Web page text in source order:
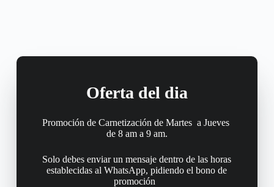
Oferta del dia
Promoción de Carnetización de Martes a Jueves
de 8 am a 9 am.
Solo debes enviar un mensaje dentro de las horas
establecidas al WhatsApp, pidiendo el bono de
promoción